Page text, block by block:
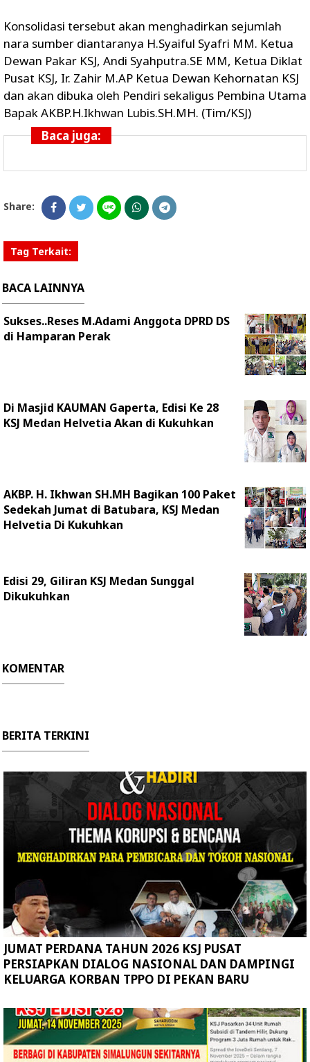
Konsolidasi tersebut akan menghadirkan sejumlah
nara sumber diantaranya H.Syaiful Syafri MM. Ketua
Dewan Pakar KSJ, Andi Syahputra.SE MM, Ketua Diklat
Pusat KSJ, Ir. Zahir M.AP Ketua Dewan Kehornatan KSJ
dan akan dibuka oleh Pendiri sekaligus Pembina Utama
Bapak AKBP.H.Ikhwan Lubis.SH.MH. (Tim/KSJ)
Baca juga:
Share:
Tag Terkait:
BACA LAINNYA
Sukses..Reses M.Adami Anggota DPRD DS
di Hamparan Perak
Di Masjid KAUMAN Gaperta, Edisi Ke 28
KSJ Medan Helvetia Akan di Kukuhkan
AKBP. H. Ikhwan SH.MH Bagikan 100 Paket
Sedekah Jumat di Batubara, KSJ Medan
Helvetia Di Kukuhkan
Edisi 29, Giliran KSJ Medan Sunggal
Dikukuhkan
KOMENTAR
BERITA TERKINI
JUMAT PERDANA TAHUN 2026 KSJ PUSAT
PERSIAPKAN DIALOG NASIONAL DAN DAMPINGI
KELUARGA KORBAN TPPO DI PEKAN BARU